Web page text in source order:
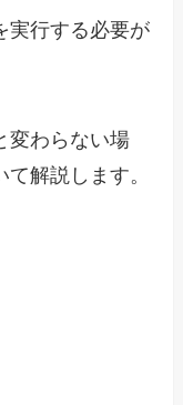
実行する必要が
変わらない場
解説します。